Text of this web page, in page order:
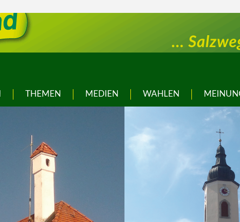
THEMEN MEDIEN WAHLEN